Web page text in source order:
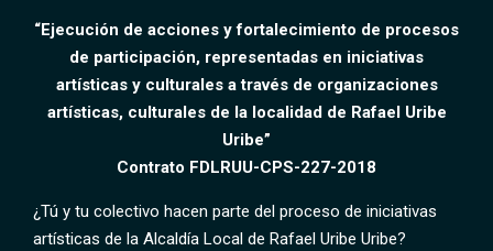
“Ejecución de acciones y fortalecimiento de procesos
de participación, representadas en iniciativas
artísticas y culturales a través de organizaciones
artísticas, culturales de la localidad de Rafael Uribe
Uribe”
Contrato FDLRUU-CPS-227-2018
¿Tú y tu colectivo hacen parte del proceso de iniciativas
artísticas de la Alcaldía Local de Rafael Uribe Uribe?